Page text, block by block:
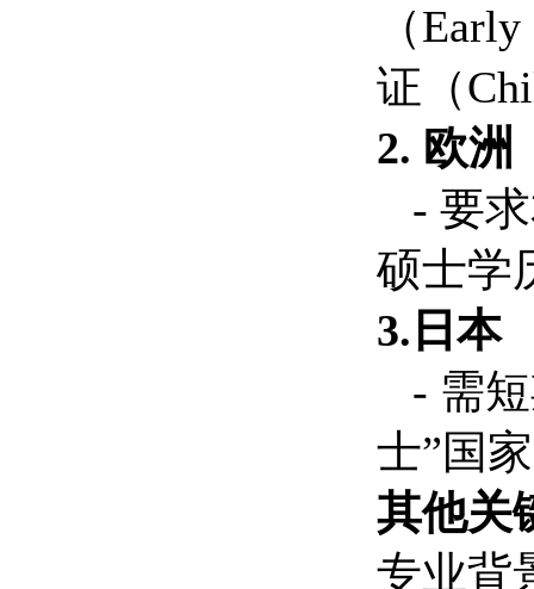
（
证（
2. 欧洲
- 要求
硕士学
3.日本
- 需短
士”国
其他关
专业背